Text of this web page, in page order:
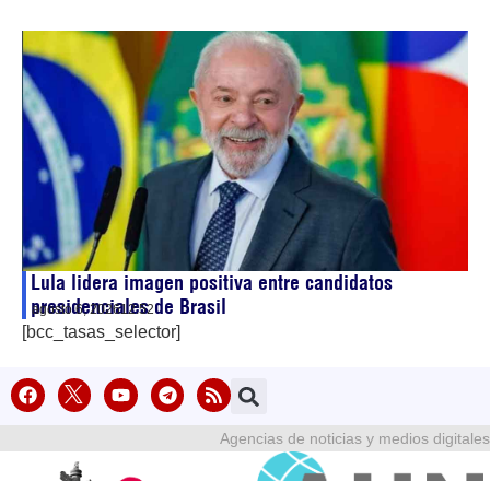
Lula lidera imagen positiva entre candidatos
presidenciales de Brasil
agosto 6, 202612:52
[bcc_tasas_selector]
Agencias de noticias y medios digitales